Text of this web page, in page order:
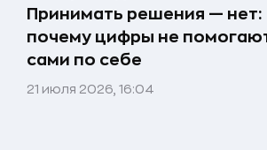
Принимать решения — нет:
почему цифры не
сами по себе
21 июля 2026, 16:04